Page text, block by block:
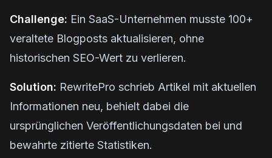
Challenge: Ein SaaS-Unternehmen musste 100+
veraltete Blogposts aktualisieren, ohne
historischen SEO-Wert zu verlieren.
Solution: RewritePro schrieb Artikel mit aktuellen
Informationen neu, behielt dabei die
ursprünglichen Veröffentlichungsdaten bei und
bewahrte zitierte Statistiken.